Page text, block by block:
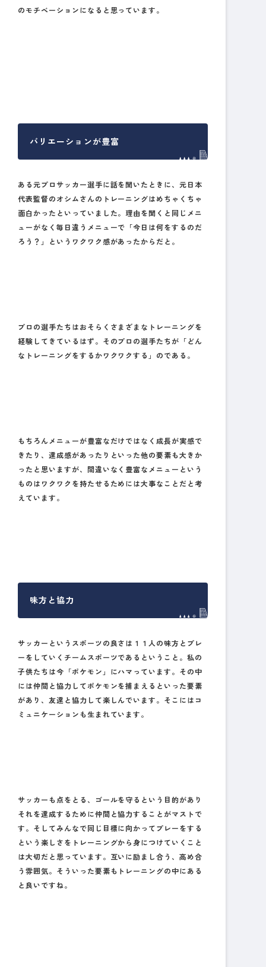
のモチベーションになると思っています。
バリエーションが豊富
ある元プロサッカー選手に話を聞いたときに、元日本
代表監督のオシムさんのトレーニングはめちゃくちゃ
面白かったといっていました。理由を聞くと同じメニ
ューがなく毎日違うメニューで「今日は何をするのだ
ろう？」というワクワク感があったからだと。
プロの選手たちはおそらくさまざまなトレーニングを
経験してきているはず。そのプロの選手たちが「どん
なトレーニングをするかワクワクする」のである。
もちろんメニューが豊富なだけではなく成長が実感で
きたり、達成感があったりといった他の要素も大きか
ったと思いますが、間違いなく豊富なメニューという
ものはワクワクを持たせるためには大事なことだと考
えています。
味方と協力
サッカーというスポーツの良さは１１人の味方とプレ
ーをしていくチームスポーツであるということ。私の
子供たちは今「ポケモン」にハマっています。その中
には仲間と協力してポケモンを捕まえるといった要素
があり、友達と協力して楽しんでいます。そこにはコ
ミュニケーションも生まれています。
サッカーも点をとる、ゴールを守るという目的があり
それを達成するために仲間と協力することがマストで
す。そしてみんなで同じ目標に向かってプレーをする
という楽しさをトレーニングから身につけていくこと
は大切だと思っています。互いに励まし合う、高め合
う雰囲気。そういった要素もトレーニングの中にある
と良いですね。